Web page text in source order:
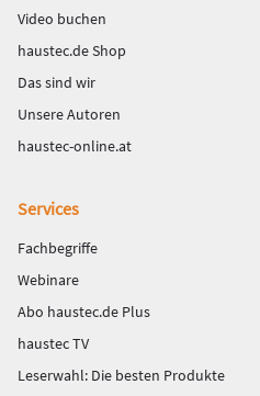
Video buchen
haustec.de Shop
Das sind wir
Unsere Autoren
haustec-online.at
Services
Fachbegriffe
Webinare
Abo haustec.de Plus
haustec TV
Leserwahl: Die besten Produkte